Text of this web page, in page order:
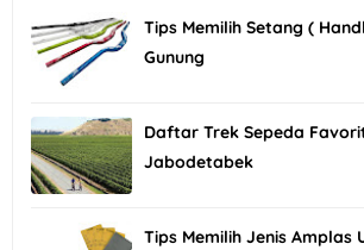
Tips Memilih Setang (
Gunung
Daftar Trek Sepeda
Jabodetabek
Tips Memilih Jenis Amplas